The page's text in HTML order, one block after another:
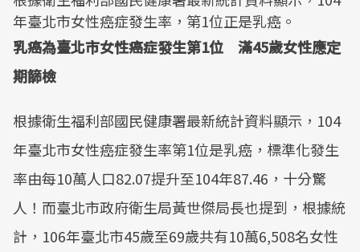
年臺北市女性癌症發生率，第1位正是乳癌。
乳癌為臺北市女性癌症發生第1位 滿45歲女性應定
期篩檢
根據衛生福利部國民健康署最新統計資料顯示，104
年臺北市女性癌症發生率第1位是乳癌，標準化發生
率由每10萬人口82.07提升至104年87.46，十分驚
人！而臺北市政府衛生局黃世傑局長也提到，根據統
計，106年臺北市45歲至69歲共有10萬6,508名女性